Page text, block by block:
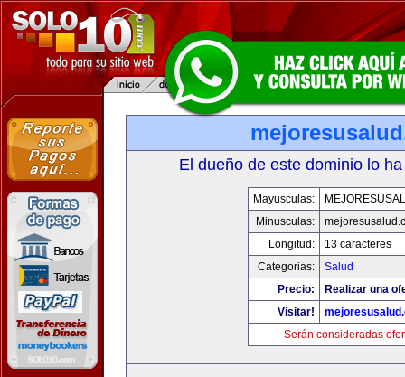
El dueño de este dominio lo
Mayusculas:
Minusculas:
Longitud:
13 caracteres
Categorias:
Salud
Precio:
Realizar una
Visitar!
Serán consideradas